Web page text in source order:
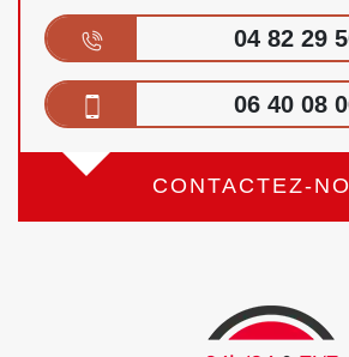
04 82 29
06 40 08
CONTACTEZ-